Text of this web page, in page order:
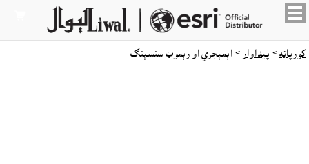
کورپاڼه > پيداوار > اېمېجري او رېموټ سنسېنګ